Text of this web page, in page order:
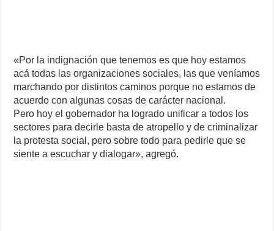
«Por la indignación que tenemos es que hoy estamos
acá todas las organizaciones sociales, las que veníamos
marchando por distintos caminos porque no estamos de
acuerdo con algunas cosas de carácter nacional.
Pero hoy el gobernador ha logrado unificar a todos los
sectores para decirle basta de atropello y de criminalizar
la protesta social, pero sobre todo para pedirle que se
siente a escuchar y dialogar», agregó.